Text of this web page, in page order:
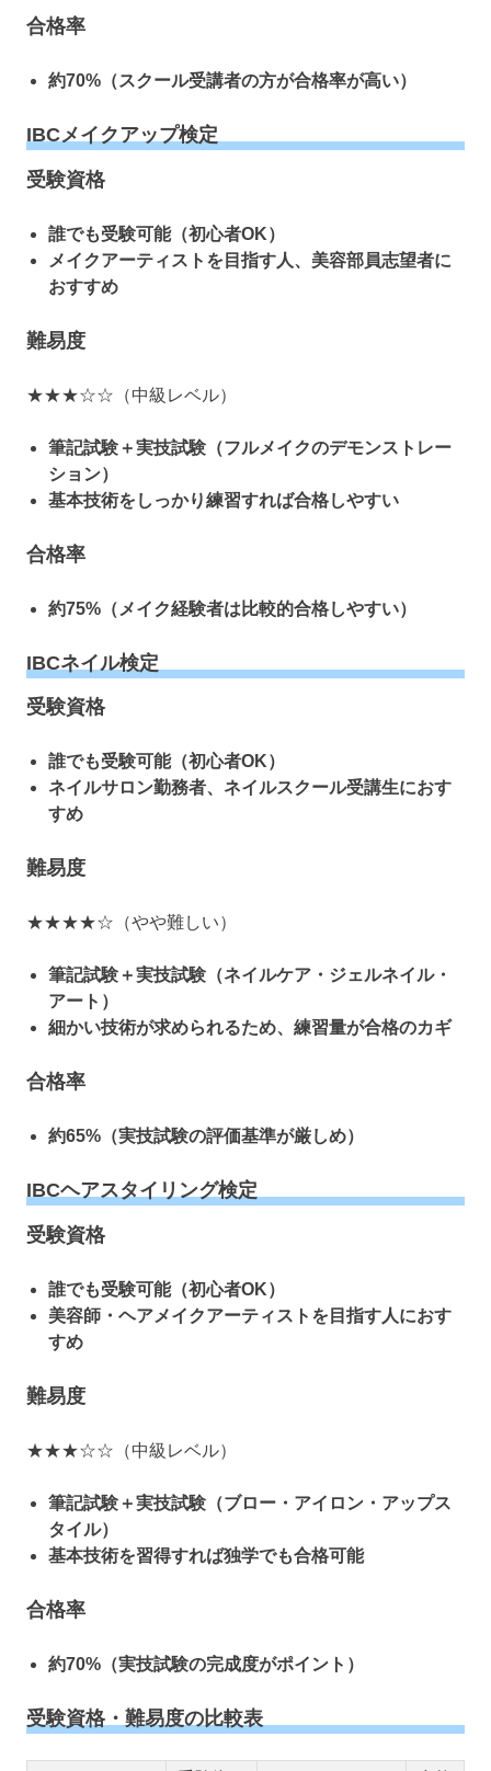
合格率
約70%（スクール受講者の方が合格率が高い）
IBCメイクアップ検定
受験資格
誰でも受験可能（初心者OK）
メイクアーティストを目指す人、美容部員志望者に
おすすめ
難易度
★★★☆☆（中級レベル）
筆記試験＋実技試験（フルメイクのデモンストレー
ション）
基本技術をしっかり練習すれば合格しやすい
合格率
約75%（メイク経験者は比較的合格しやすい）
IBCネイル検定
受験資格
誰でも受験可能（初心者OK）
ネイルサロン勤務者、ネイルスクール受講生におす
すめ
難易度
★★★★☆（やや難しい）
筆記試験＋実技試験（ネイルケア・ジェルネイル・
アート）
細かい技術が求められるため、練習量が合格のカギ
合格率
約65%（実技試験の評価基準が厳しめ）
IBCヘアスタイリング検定
受験資格
誰でも受験可能（初心者OK）
美容師・ヘアメイクアーティストを目指す人におす
すめ
難易度
★★★☆☆（中級レベル）
筆記試験＋実技試験（ブロー・アイロン・アップス
タイル）
基本技術を習得すれば独学でも合格可能
合格率
約70%（実技試験の完成度がポイント）
受験資格・難易度の比較表